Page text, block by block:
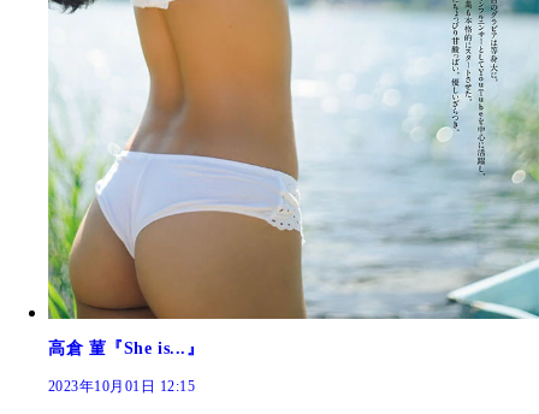
高倉 菫『She is...』
2023年10月01日 12:15